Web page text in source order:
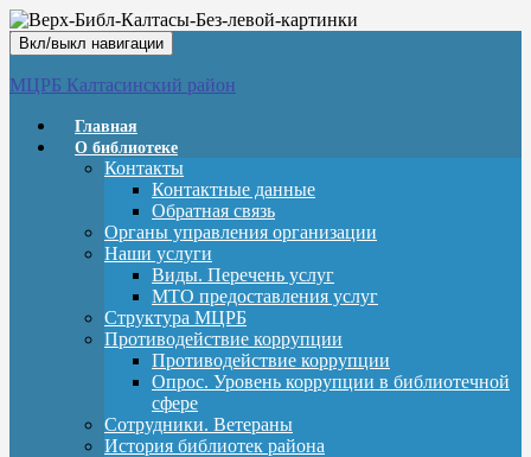
Вкл/выкл навигации
МЦРБ Калтасинский район
Главная
О библиотеке
Контакты
Контактные данные
Обратная связь
Органы управления организации
Наши услуги
Виды. Перечень услуг
МТО предоставления услуг
Структура МЦРБ
Противодействие коррупции
Противодействие коррупции
Опрос. Уровень коррупции в библиотечной
сфере
Сотрудники. Ветераны
История библиотек района